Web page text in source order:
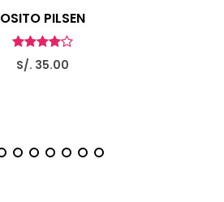
OSITO PILSEN
S/. 35.00